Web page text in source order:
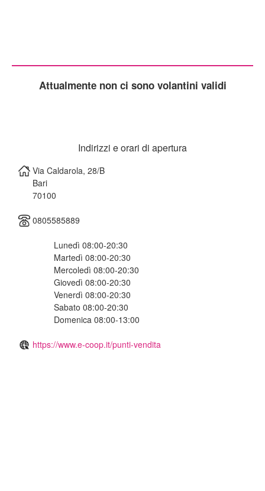
Attualmente non ci sono volantini validi
Indirizzi e orari di apertura
Via Caldarola, 28/B
Bari
70100
0805585889
Lunedì 08:00-20:30
Martedì 08:00-20:30
Mercoledì 08:00-20:30
Giovedì 08:00-20:30
Venerdì 08:00-20:30
Sabato 08:00-20:30
Domenica 08:00-13:00
https://www.e-coop.it/punti-vendita